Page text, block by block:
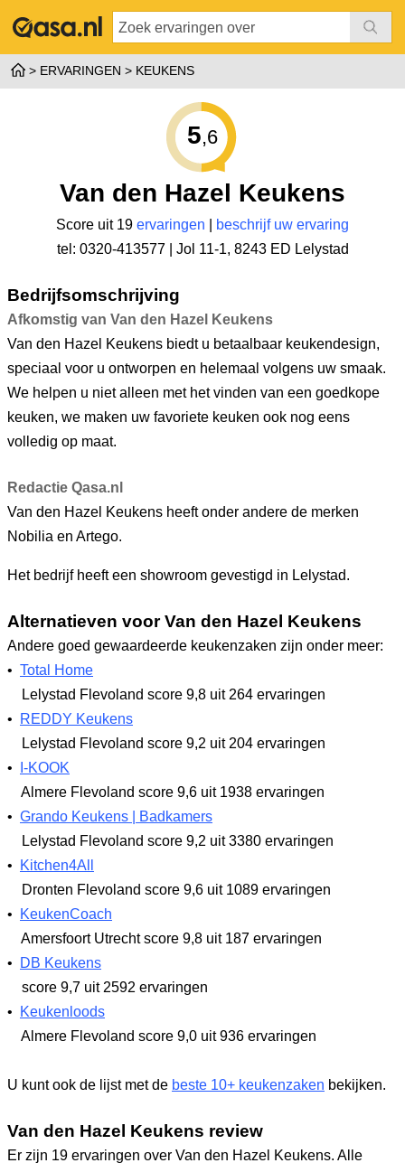
ERVARINGEN KEUKENS
5,6
Van den Hazel Keukens
Score uit 19 ervaringen
beschrijf uw ervaring
tel: 0320-413577 | Jol 11-1, 8243 ED Lelystad
Bedrijfsomschrijving
Afkomstig van Van den Hazel Keukens
Van den Hazel Keukens biedt u betaalbaar keukendesign,
speciaal voor u ontworpen en helemaal volgens uw smaak.
We helpen u niet alleen met het vinden van een goedkope
keuken, we maken uw favoriete keuken ook nog eens
volledig op maat.
Redactie Qasa.nl
Van den Hazel Keukens heeft onder andere de merken
Nobilia en Artego.
Het bedrijf heeft een showroom gevestigd in Lelystad.
Alternatieven voor Van den Hazel Keukens
Andere goed gewaardeerde keukenzaken zijn onder meer:
• Total Home
Lelystad Flevoland score 9,8 uit 264 ervaringen
•
REDDY Keukens
Lelystad Flevoland score 9,2 uit 204 ervaringen
•
I-KOOK
Almere Flevoland score 9,6 uit 1938 ervaringen
• Grando Keukens | Badkamers
Lelystad Flevoland score 9,2 uit 3380 ervaringen
•
Kitchen4All
Dronten Flevoland score 9,6 uit 1089 ervaringen
•
KeukenCoach
Amersfoort Utrechtscore 9,8 uit 187 ervaringen
•
DB Keukens
score 9,7 uit 2592 ervaringen
•
Keukenloods
Almere Flevoland score 9,0 uit 936 ervaringen
U kunt ook de lijst met de beste 10+ keukenzaken bekijken.
Van den Hazel Keukens review
Er zijn 19 ervaringen over Van den Hazel Keukens. Alle